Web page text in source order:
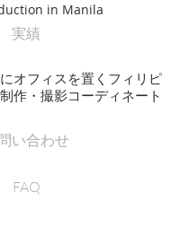
in Manila
実績
オフィスを置くフィリピ
作・撮影コーディネート
い合わせ
FAQ